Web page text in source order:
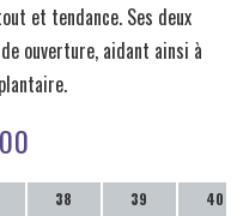
et tendance. Ses deux
ouverture, aidant ainsi à
38 39
40